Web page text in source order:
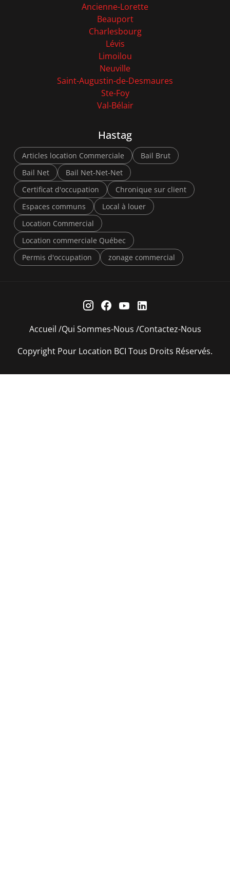
Ancienne-Lorette
Beauport
Charlesbourg
Lévis
Limoilou
Neuville
Saint-Augustin-de-Desmaures
Ste-Foy
Val-Bélair
Hastag
Articles location Commerciale
Bail Brut
Bail Net
Bail Net-Net-Net
Certificat d'occupation
Chronique sur client
Espaces communs
Local à louer
Location Commercial
Location commerciale Québec
Permis d'occupation
zonage commercial
Accueil Qui Sommes-Nous Contactez-Nous
Copyright Pour Location BCI Tous Droits Réservés.